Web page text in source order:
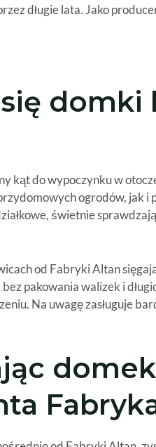
długie lata. Jako
kąt do wypoczynku w
ogrodów, jak
świetnie
od Fabryki Altan
pakowania walizek i
Na uwagę zasługuje